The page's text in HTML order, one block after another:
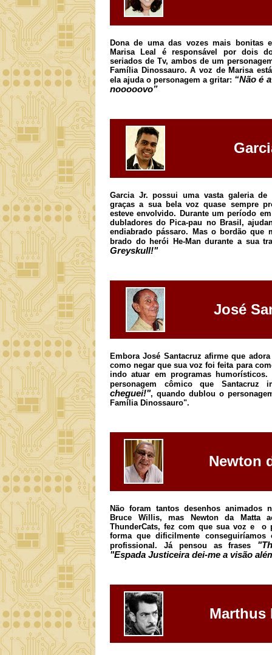
Dona de uma das vozes mais bonitas
Marisa Leal é responsável por dois
seriados de Tv, ambos de um
Família Dinossauro. A voz de Marisa
ela ajuda o personagem a gritar: “Não é
nooooovo”
Garcia Jr. possui uma vasta galeria
graças a sua bela voz quase sempre
esteve envolvido. Durante um período
dubladores do Pica-pau no Brasil,
endiabrado pássaro. Mas o bordão que
brado do herói He-Man durante a sua
Greyskull!"
José
Embora José Santacruz afirme que
como negar que sua voz foi feita para
indo atuar em programas
personagem cômico que
cheguei!", quando dublou o
Família Dinossauro".
Newton
Não foram tantos desenhos
Bruce Willis, mas Newton da
ThunderCats, fez com que sua voz e o
forma que dificilmente
profissional. Já pensou as frases
"Espada Justiceira dei-me a visão
Marthus